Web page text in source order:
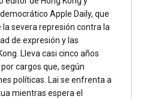
Apple Daily, que
severa represión contra la
de expresión y las
Lleva casi cinco años
cargos que, según
políticas. Lai se enfrenta a
mientras espera el